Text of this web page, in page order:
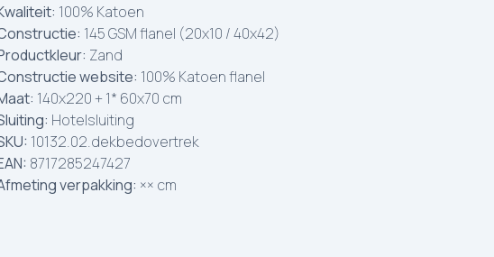
100% Katoen
145 GSM flanel (20x10 / 40x42)
Zand
website: 100% Katoen flanel
140x220 + 1* 60x70 cm
Hotelsluiting
10132.02.dekbedovertrek
8717285247427
verpakking: ×× cm